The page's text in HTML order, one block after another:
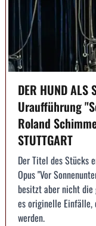
DER HUND ALS
Uraufführung
Roland
STUTTGART
Der Titel des Stücks
Opus "Vor
besitzt aber nicht
es originelle
werden.